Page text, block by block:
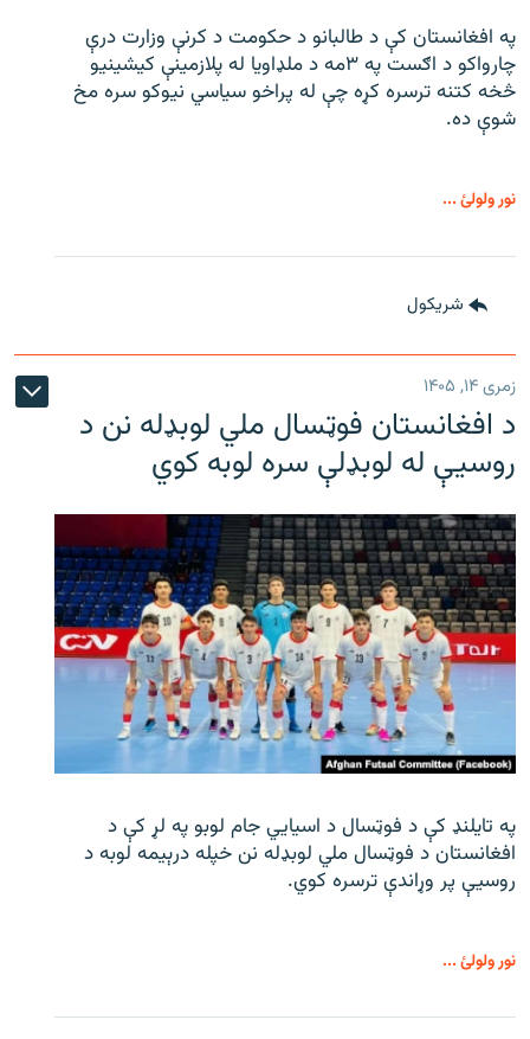
په افغانستان کې د طالبانو د حکومت د کرنې وزارت درې
چارواکو د اګست په ۳مه د ملډاویا له پلازمینې کیشینیو
څخه کتنه ترسره کړه چې له پراخو سیاسي نیوکو سره مخ
شوې ده.
نور ولولئ ...
شريکول
زمری ۱۴, ۱۴۰۵
د افغانستان فوټسال ملي لوبډله نن د
روسیې له لوبډلې سره لوبه کوي
په تایلنډ کې د فوټسال د اسیایي جام لوبو په لړ کې د
افغانستان د فوټسال ملي لوبډله نن خپله درېیمه لوبه د
روسیې پر وړاندې ترسره کوي.
نور ولولئ ...